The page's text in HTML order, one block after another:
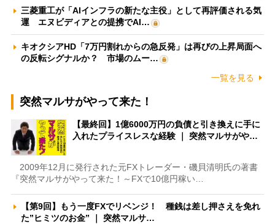
三菱重工が「AIインフラの新たな主役」として再評価される気
運 エヌビディアとの提携でAI…
キオクシアHD「7万円割れからの急反発」は再びの上昇局面へ
の反転シグナルか？ 市場のムー…
一覧を見る
突然マルサがやって来た！
【最終回】1億6000万円の負債と引き換えに手に
入れたプライスレスな経験 ｜ 突然マルサがや…
2009年12月に発行された元FXトレーダー・磯貝清明氏の著書
『突然マルサがやって来た！～FXで10億円稼い…
【第9回】もう一度FXでリベンジ！ 種銭は差し押さえを免れ
た”ヒミツのお金” ｜ 突然マルサ…